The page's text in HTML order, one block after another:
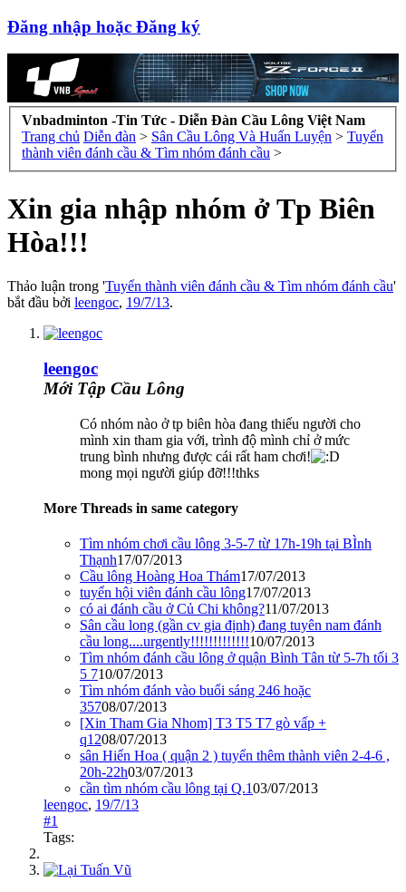
Đăng nhập hoặc Đăng ký
Vnbadminton -Tin Tức - Diễn Đàn Cầu Lông Việt Nam
Trang chủ Diễn đàn > Sân Cầu Lông Và Huấn Luyện > Tuyển
thành viên đánh cầu & Tìm nhóm đánh cầu >
Xin gia nhập nhóm ở Tp Biên
Hòa!!!
Thảo luận trong 'Tuyển thành viên đánh cầu & Tìm nhóm đánh cầu'
bắt đầu bởi leengoc, 19/7/13.
leengoc
Mới Tập Cầu Lông
Có nhóm nào ở tp biên hòa đang thiếu người cho
mình xin tham gia với, trình độ mình chỉ ở mức
trung bình nhưng được cái rất ham chơi!
mong mọi người giúp đỡ!!!thks
More Threads in same category
Tìm nhóm chơi cầu lông 3-5-7 từ 17h-19h tại BÌnh
Thạnh17/07/2013
Cầu lông Hoàng Hoa Thám17/07/2013
tuyển hội viên đánh cầu lông17/07/2013
có ai đánh cầu ở Củ Chi không?11/07/2013
Sân cầu long (gần cv gia định) đang tuyên nam đánh
cầu long....urgently!!!!!!!!!!!!!10/07/2013
Tìm nhóm đánh cầu lông ở quận Bình Tân từ 5-7h tối 3
5 710/07/2013
Tìm nhóm đánh vào buổi sáng 246 hoặc
35708/07/2013
[Xin Tham Gia Nhom] T3 T5 T7 gò vấp +
q1208/07/2013
sân Hiển Hoa ( quận 2 ) tuyển thêm thành viên 2-4-6 ,
20h-22h03/07/2013
cần tìm nhóm cầu lông tại Q.103/07/2013
leengoc, 19/7/13
#1
Tags: